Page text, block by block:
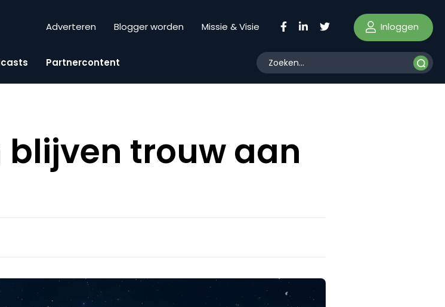
Adverteren Blogger worden Missie & Visie Inloggen
Partnercontent
trouw aan